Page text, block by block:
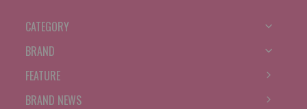
CATEGORY
BRAND
FEATURE
BRAND NEWS